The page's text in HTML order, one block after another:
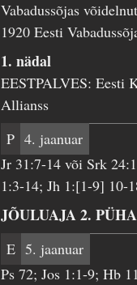
Vabadussõjas
1920 Eesti
1. nädal
EESTPALVES: Eesti
Allianss
P 4. jaanuar
Jr 31:7-14 või Srk
1:3-14; Jh 1:[1-9] 10-
JÕULUAJA 2.
E 5. jaanuar
Ps 72; Jos 1:1-9; Hb